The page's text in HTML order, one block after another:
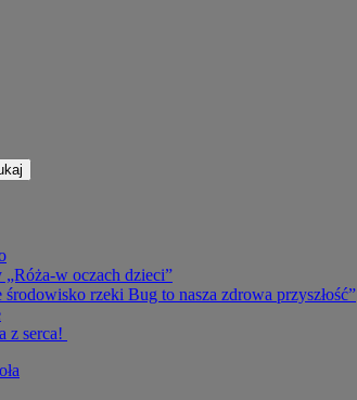
w oczach dzieci”
rzeki Bug to nasza zdrowa przyszłość”
z serca!